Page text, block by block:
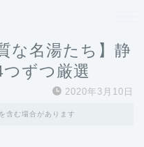
な名湯たち】静
ずつ厳選
2020年3月10日
含む場合があります